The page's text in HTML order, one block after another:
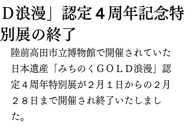
Ｄ浪漫」認定４周年記念特
別展の終了
陸前高田市立博物館で開催されていた
日本遺産「みちのくＧＯＬＤ浪漫」認
定４周年特別展が２月１日からの２月
２８日まで開催され終了いたしまし
た。